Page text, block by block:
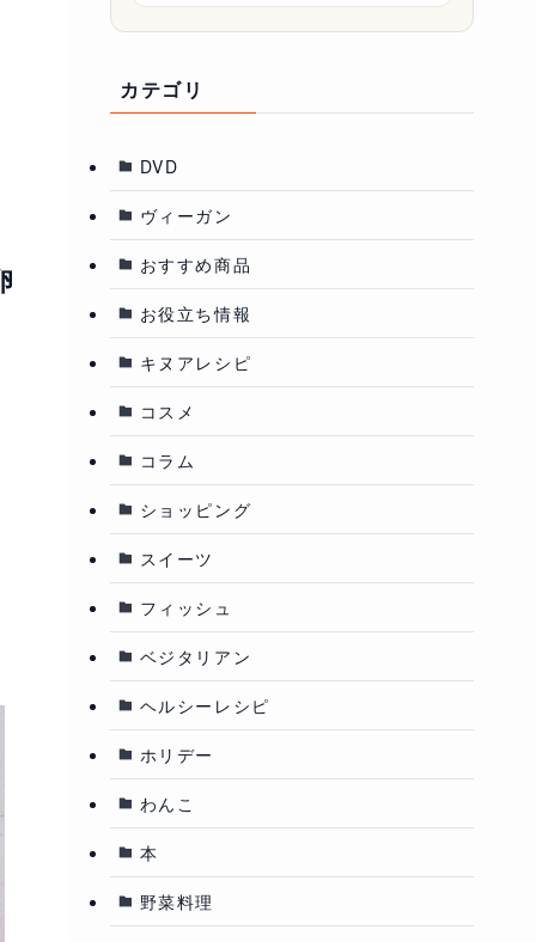
カテゴリ
DVD
ヴィーガン
おすすめ商品
お役立ち情報
キヌアレシピ
コスメ
コラム
ショッピング
スイーツ
フィッシュ
ベジタリアン
ヘルシーレシピ
ホリデー
わんこ
本
野菜料理